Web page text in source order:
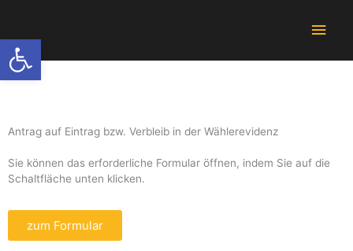
Werkzeugleiste öffnen
springen
Antrag auf Eintrag bzw. Verbleib in der Wählerevidenz
Sie können das erforderliche Formular öffnen, indem Sie auf die
Schaltfläche unten klicken.
zum Formular